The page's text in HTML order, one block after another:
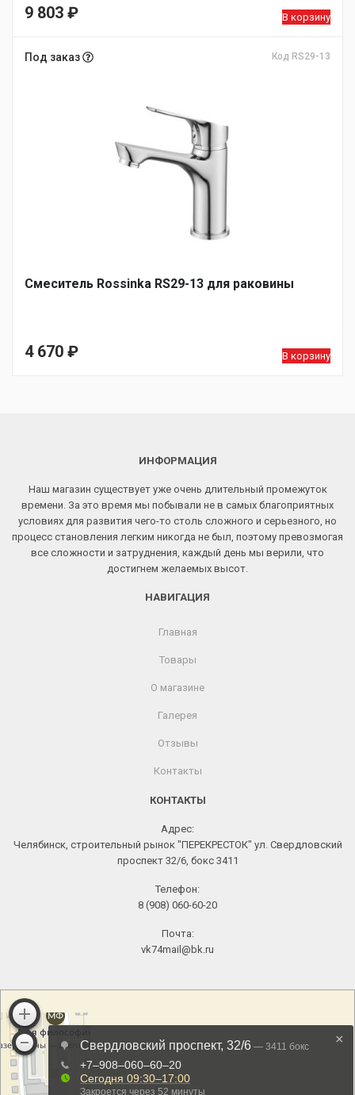
9 803 ₽ В корзину
Под заказ Код RS29-13
Смеситель Rossinka RS29-13 для раковины
4 670 ₽ В корзину
ИНФОРМАЦИЯ
Наш магазин существует уже очень длительный промежуток
времени. За это время мы побывали не в самых благоприятных
условиях для развития чего-то столь сложного и серьезного, но
процесс становления легким никогда не был, поэтому превозмогая
все сложности и затруднения, каждый день мы верили, что
достигнем желаемых высот.
НАВИГАЦИЯ
Главная
Товары
О магазине
Галерея
Отзывы
Контакты
КОНТАКТЫ
Адрес:
Челябинск, строительный рынок "ПЕРЕКРЕСТОК" ул. Свердловский
проспект 32/6, бокс 3411
Телефон:
8 (908) 060-60-20
Почта:
vk74mail@bk.ru